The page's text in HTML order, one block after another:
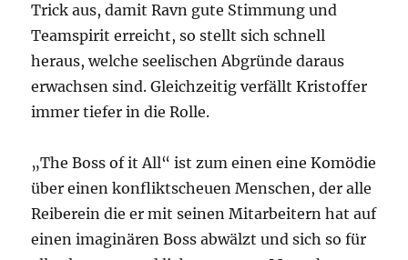
Trick aus, damit Ravn gute Stimmung und
Teamspirit erreicht, so stellt sich schnell
heraus, welche seelischen Abgründe daraus
erwachsen sind. Gleichzeitig verfällt Kristoffer
immer tiefer in die Rolle.
„The Boss of it All“ ist zum einen eine Komödie
über einen konfliktscheuen Menschen, der alle
Reiberein die er mit seinen Mitarbeitern hat auf
einen imaginären Boss abwälzt und sich so für